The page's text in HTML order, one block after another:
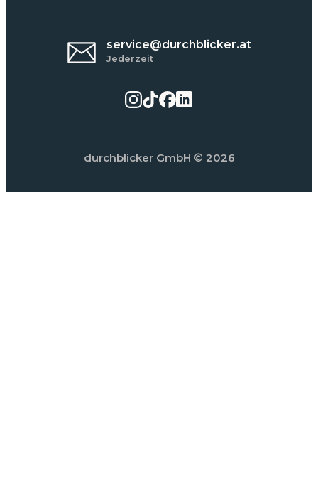
service@durchblicker.at
Jederzeit
durchblicker GmbH © 2026